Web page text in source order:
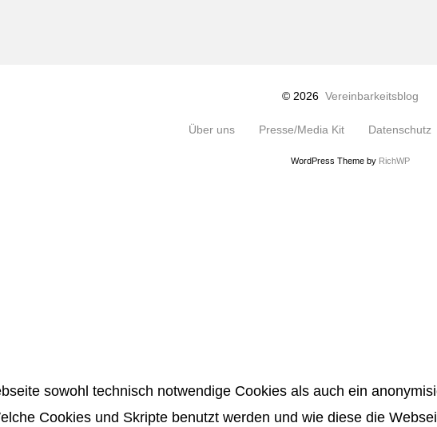
© 2026 Vereinbarkeitsblog
Über uns Presse/Media Kit Datenschutz
WordPress Theme by RichWP
sowohl technisch notwendige Cookies als auch ein
Cookies und Skripte benutzt werden und wie diese die